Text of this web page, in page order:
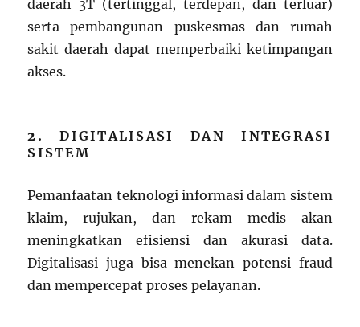
daerah 3T (tertinggal, terdepan, dan terluar)
serta pembangunan puskesmas dan rumah
sakit daerah dapat memperbaiki ketimpangan
akses.
2.DIGITALISASI DAN INTEGRASI
SISTEM
Pemanfaatan teknologi informasi dalam sistem
klaim, rujukan, dan rekam medis akan
meningkatkan efisiensi dan akurasi data.
Digitalisasi juga bisa menekan potensi fraud
dan mempercepat proses pelayanan.